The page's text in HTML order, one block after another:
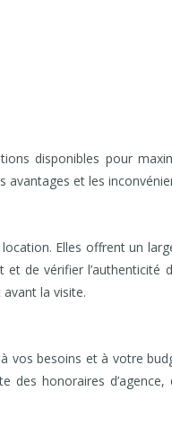
disponibles pour
et les
Elles offrent un
de vérifier l’authenticité
la visite.
besoins et à votre
honoraires